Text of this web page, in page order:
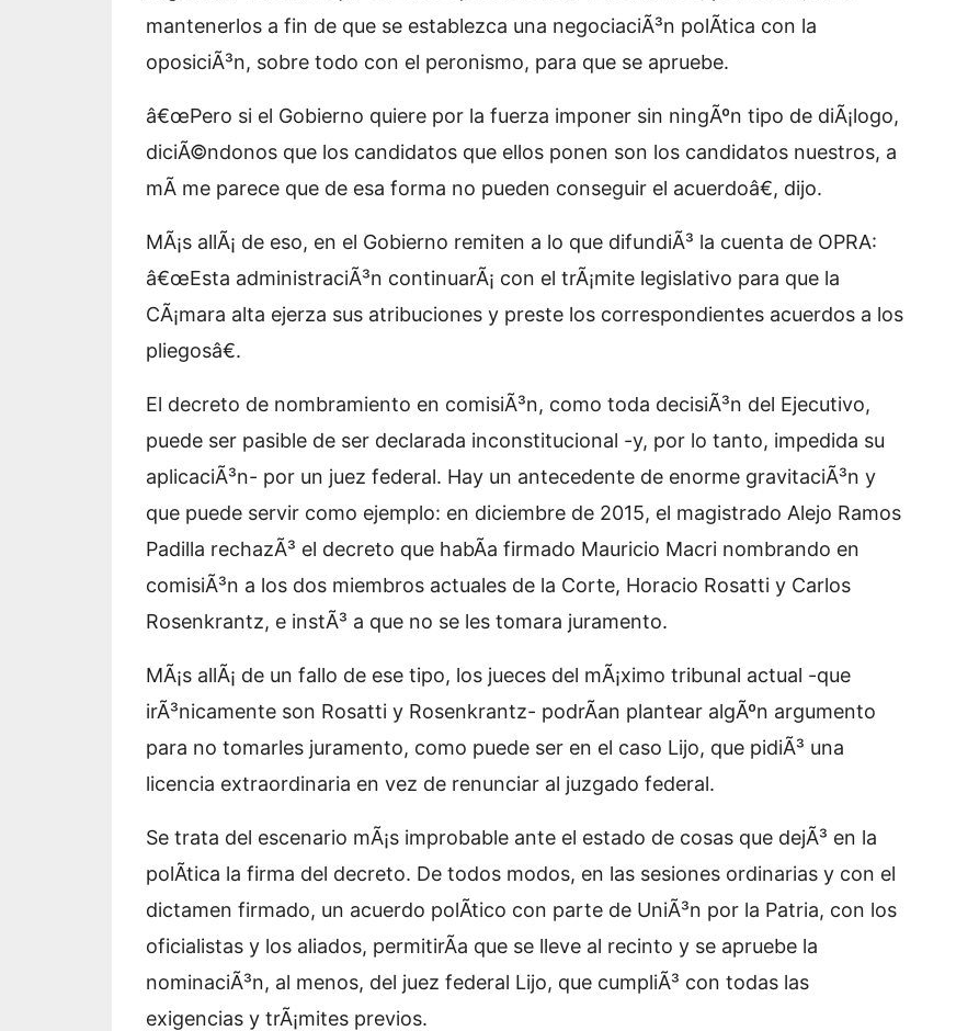
mantenerlos a fin de que se establezca una negociaciÃ³n polÃ­tica con la
oposiciÃ³n, sobre todo con el peronismo, para que se apruebe.
â€œPero si el Gobierno quiere por la fuerza imponer sin ningÃºn tipo de diÃ¡logo,
diciÃ©ndonos que los candidatos que ellos ponen son los candidatos nuestros, a
mÃ­ me parece que de esa forma no pueden conseguir el acuerdoâ€, dijo.
MÃ¡s allÃ¡ de eso, en el Gobierno remiten a lo que difundiÃ³ la cuenta de OPRA:
â€œEsta administraciÃ³n continuarÃ¡ con el trÃ¡mite legislativo para que la
CÃ¡mara alta ejerza sus atribuciones y preste los correspondientes acuerdos a los
pliegosâ€.
El decreto de nombramiento en comisiÃ³n, como toda decisiÃ³n del Ejecutivo,
puede ser pasible de ser declarada inconstitucional -y, por lo tanto, impedida su
aplicaciÃ³n- por un juez federal. Hay un antecedente de enorme gravitaciÃ³n y
que puede servir como ejemplo: en diciembre de 2015, el magistrado Alejo Ramos
Padilla rechazÃ³ el decreto que habÃ­a firmado Mauricio Macri nombrando en
comisiÃ³n a los dos miembros actuales de la Corte, Horacio Rosatti y Carlos
Rosenkrantz, e instÃ³ a que no se les tomara juramento.
MÃ¡s allÃ¡ de un fallo de ese tipo, los jueces del mÃ¡ximo tribunal actual -que
irÃ³nicamente son Rosatti y Rosenkrantz- podrÃ­an plantear algÃºn argumento
para no tomarles juramento, como puede ser en el caso Lijo, que pidiÃ³ una
licencia extraordinaria en vez de renunciar al juzgado federal.
Se trata del escenario mÃ¡s improbable ante el estado de cosas que dejÃ³ en la
polÃ­tica la firma del decreto. De todos modos, en las sesiones ordinarias y con el
dictamen firmado, un acuerdo polÃ­tico con parte de UniÃ³n por la Patria, con los
oficialistas y los aliados, permitirÃ­a que se lleve al recinto y se apruebe la
nominaciÃ³n, al menos, del juez federal Lijo, que cumpliÃ³ con todas las
exigencias y trÃ¡mites previos.